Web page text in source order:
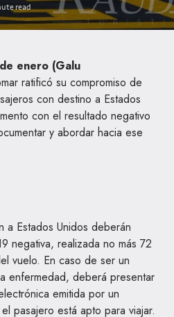
read
enero (Galu
ratificó su compromiso de
con destino a Estados
con el resultado negativo
y abordar hacia ese
a Estados Unidos deberán
negativa, realizada no más 72
vuelo. En caso de ser un
enfermedad, deberá presentar
emitida por un
pasajero está apto para viajar.